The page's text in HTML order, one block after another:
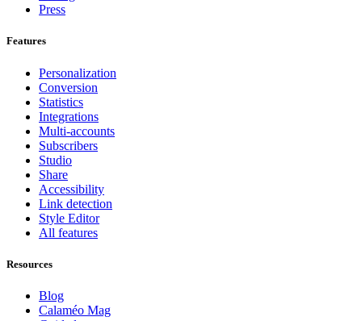
Press
Features
Personalization
Conversion
Statistics
Integrations
Multi-accounts
Subscribers
Studio
Share
Accessibility
Link detection
Style Editor
All features
Resources
Blog
Calaméo Mag